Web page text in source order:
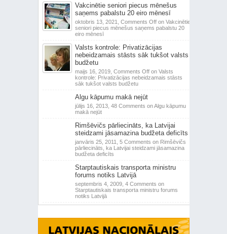
Vakcinētie seniori piecus mēnešus
saņems pabalstu 20 eiro mēnesī
oktobris 13, 2021, Comments Offon Vakcinētie
seniori piecus mēnešus saņems pabalstu 20
eiro mēnesī
Valsts kontrole: Privatizācijas
nebeidzamais stāsts sāk tukšot valsts
budžetu
maijs 16, 2019, Comments Offon Valsts
kontrole: Privatizācijas nebeidzamais stāsts
sāk tukšot valsts budžetu
Algu kāpumu makā nejūt
jūlijs 16, 2013, 48 Comments on Algu kāpumu
makā nejūt
Rimšēvičs pārliecināts, ka Latvijai
steidzami jāsamazina budžeta deficīts
janvāris 25, 2011, 5 Comments on Rimšēvičs
pārliecināts, ka Latvijai steidzami jāsamazina
budžeta deficīts
Starptautiskais transporta ministru
forums notiks Latvijā
septembris 4, 2009, 4 Comments on
Starptautiskais transporta ministru forums
notiks Latvijā